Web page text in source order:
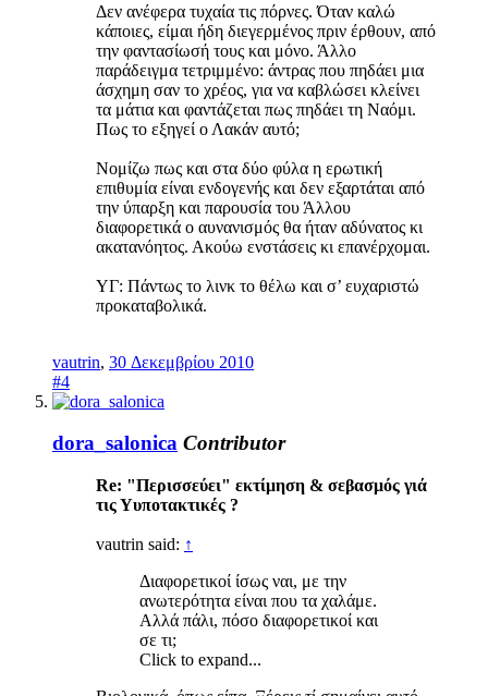
Δεν ανέφερα τυχαία τις πόρνες. Όταν καλώ
κάποιες, είμαι ήδη διεγερμένος πριν έρθουν, από
την φαντασίωσή τους και μόνο. Άλλο
παράδειγμα τετριμμένο: άντρας που πηδάει μια
άσχημη σαν το χρέος, για να καβλώσει κλείνει
τα μάτια και φαντάζεται πως πηδάει τη Ναόμι.
Πως το εξηγεί ο Λακάν αυτό;
Νομίζω πως και στα δύο φύλα η ερωτική
επιθυμία είναι ενδογενής και δεν εξαρτάται από
την ύπαρξη και παρουσία του Άλλου
διαφορετικά ο αυνανισμός θα ήταν αδύνατος κι
ακατανόητος. Ακούω ενστάσεις κι επανέρχομαι.
ΥΓ: Πάντως το λινκ το θέλω και σ’ ευχαριστώ
προκαταβολικά.
vautrin, 30 Δεκεμβρίου 2010
#4
dora_salonica Contributor
Re: "Περισσεύει" εκτίμηση & σεβασμός γιά
τις Υυποτακτικές ?
vautrin said: ↑
Διαφορετικοί ίσως ναι, με την
ανωτερότητα είναι που τα χαλάμε.
Αλλά πάλι, πόσο διαφορετικοί και
σε τι;
Click to expand...